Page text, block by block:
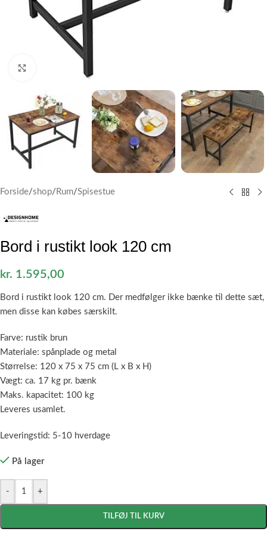
Klik for at forstørre
Forside/shop/ Rum/Spisestue
Bord i rustikt look 120 cm
kr. 1.595,00
Bord i rustikt look 120 cm. Der medfølger ikke bænke til dette sæt,
men disse kan købes særskilt.
Farve: rustik brun
Materiale: spånplade og metal
Størrelse: 120 x 75 x 75 cm (L x B x H)
Vægt: ca. 17 kg pr. bænk
Maks. kapacitet: 100 kg
Leveres usamlet.
Leveringstid: 5-10 hverdage
På lager
- +
TILFØJ TIL KURV